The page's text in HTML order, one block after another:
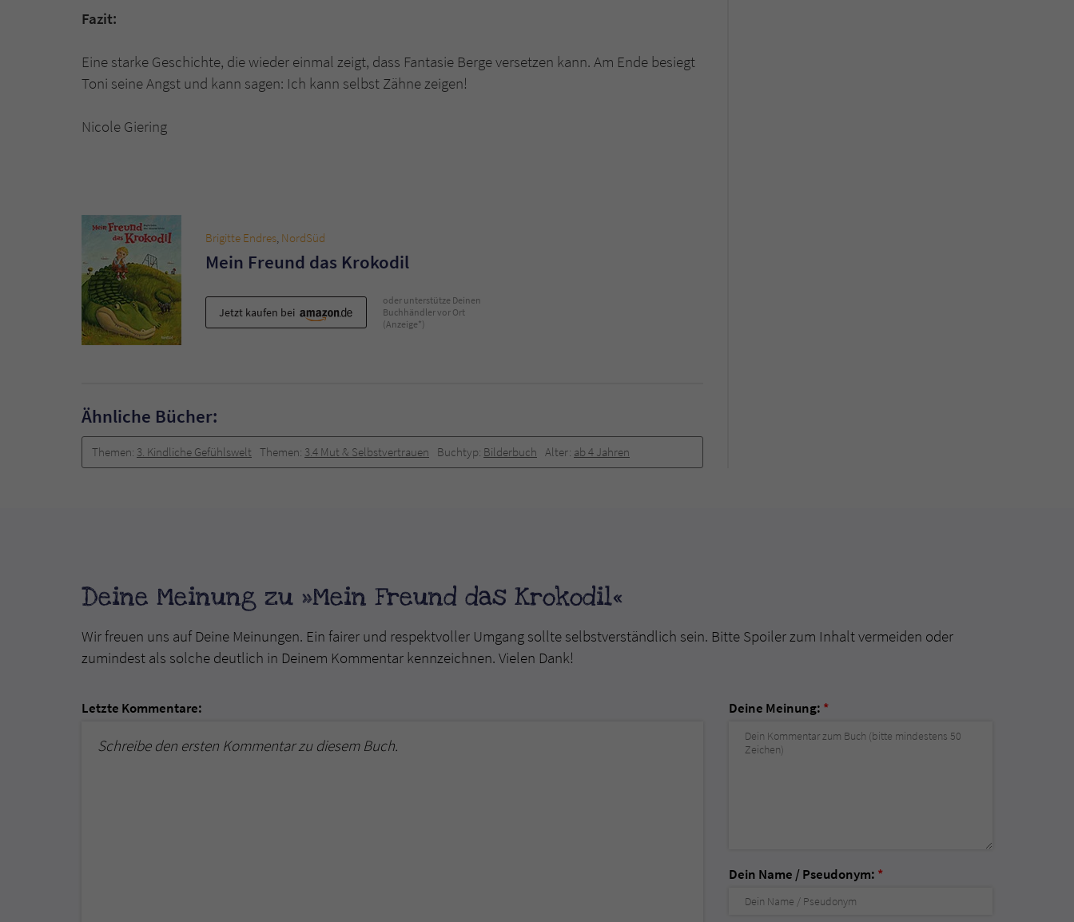
Fazit:
Eine starke Geschichte, die wieder einmal zeigt, dass Fantasie Berge versetzen kann. Am Ende besiegt
Toni seine Angst und kann sagen: Ich kann selbst Zähne zeigen!
Nicole Giering
Brigitte Endres, NordSüd
Mein Freund das Krokodil
Jetzt kaufen bei
oder unterstütze Deinen
Buchhändler vor Ort
(Anzeige*)
Ähnliche Bücher:
Themen: 3. Kindliche Gefühlswelt Themen: 3.4 Mut & Selbstvertrauen Buchtyp: Bilderbuch Alter: ab 4 Jahren
Deine Meinung zu »Mein Freund das Krokodil«
Wir freuen uns auf Deine Meinungen. Ein fairer und respektvoller Umgang sollte selbstverständlich sein. Bitte Spoiler zum Inhalt vermeiden oder
zumindest als solche deutlich in Deinem Kommentar kennzeichnen. Vielen Dank!
Letzte Kommentare:
Schreibe den ersten Kommentar zu diesem Buch.
Deine Meinung: *
Dein Name / Pseudonym: *